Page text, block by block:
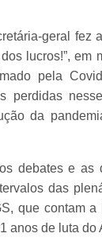
geral fez
lucros!”, em
pela
perdidas
da
debates e as
das
que contam
anos de luta do